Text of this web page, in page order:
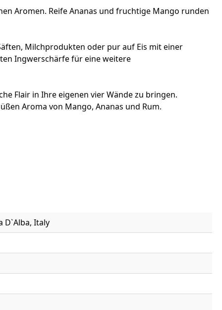
Aromen. Reife Ananas und fruchtige Mango runden
Milchprodukten oder pur auf Eis mit einer
Ingwerschärfe für eine weitere
Flair in Ihre eigenen vier Wände zu bringen.
Aroma von Mango, Ananas und Rum.
D`Alba, Italy